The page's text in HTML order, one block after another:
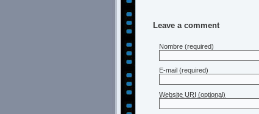
Leave a comment
Nombre (required)
E-mail (required)
Website URI (optional)